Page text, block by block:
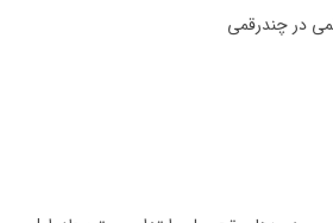
در چندرقمی